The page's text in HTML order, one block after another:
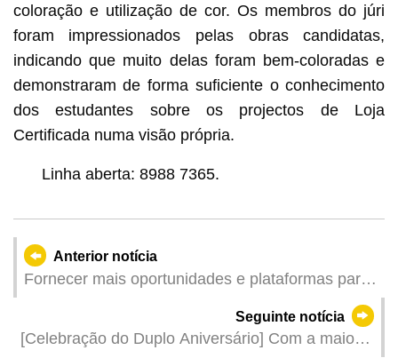
coloração e utilização de cor. Os membros do júri
foram impressionados pelas obras candidatas,
indicando que muito delas foram bem-coloradas e
demonstraram de forma suficiente o conhecimento
dos estudantes sobre os projectos de Loja
Certificada numa visão própria.
Linha aberta: 8988 7365.
Anterior notícia
Fornecer mais oportunidades e plataformas para
Seguinte notícia
[Celebração do Duplo Aniversário] Com a maior